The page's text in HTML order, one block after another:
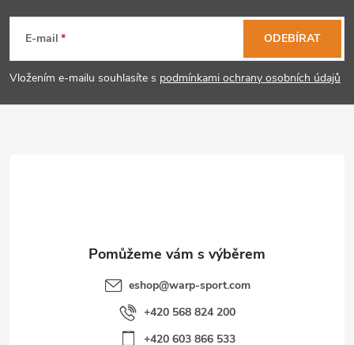
p
E-mail
Vložením e-mailu souhlasíte s podmínkami ochrany osobních údajů
ODEBÍRAT
eshop@warp-sport.com
+420 568 824 200
+420 603 866 533